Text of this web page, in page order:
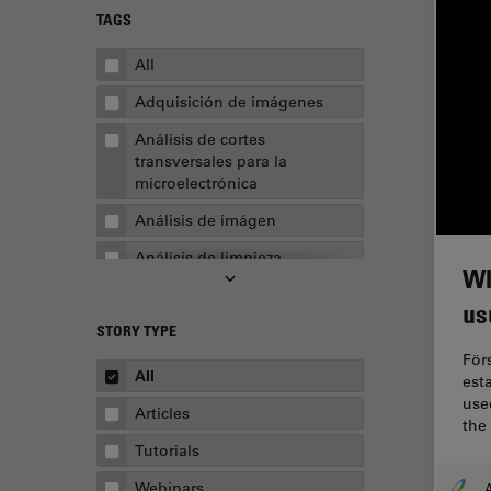
TAGS
All
Adquisición de imágenes
Análisis de cortes
transversales para la
microelectrónica
Análisis de imágen
Análisis de limpieza
Apertura numérica
AR Surgery
Automoción y transporte
Biofarmacia
Biología celular
STORY TYPE
All
Articles
Tutorials
the